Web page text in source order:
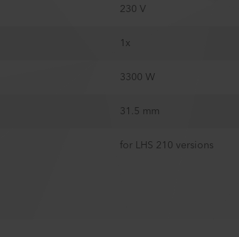
230 V
1x
3300 W
31.5 mm
for LHS 210 versions